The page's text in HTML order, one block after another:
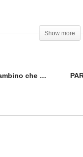
piangeShow more
PARENTAL COACH: Distrarre il bambino che piange